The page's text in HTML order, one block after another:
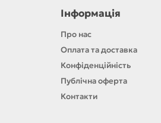
Інформація
Про нас
Оплата та доставка
Конфіденційність
Публічна оферта
Контакти